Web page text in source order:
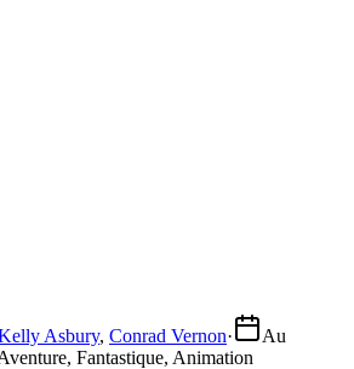
Asbury, Conrad Vernon·
Au
Fantastique, Animation